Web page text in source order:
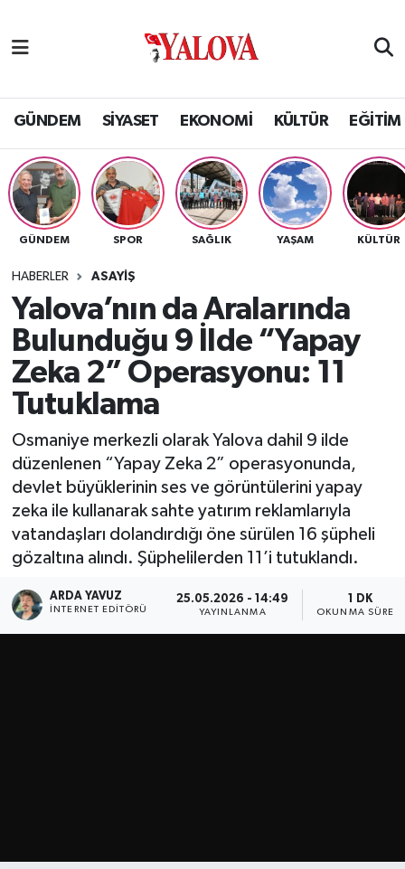
GÜNDEM SİYASET EKONOMİ KÜLTÜR EĞİTİM
GÜNDEM SPOR SAĞLIK YAŞAM KÜLTÜR
HABERLER ASAYİŞ
Yalova’nın da Aralarında
Bulunduğu 9 İlde “Yapay
Zeka 2” Operasyonu: 11
Tutuklama
Osmaniye merkezli olarak Yalova dahil 9 ilde
düzenlenen “Yapay Zeka 2” operasyonunda,
devlet büyüklerinin ses ve görüntülerini yapay
zeka ile kullanarak sahte yatırım reklamlarıyla
vatandaşları dolandırdığı öne sürülen 16 şüpheli
gözaltına alındı. Şüphelilerden 11’i tutuklandı.
ARDA YAVUZ
İNTERNET EDITÖRÜ
25.05.2026 - 14:49
YAYINLANMA
1 DK
OKUNMA SÜRESI
SİYASET
EKONOMİ
KÜLTÜR
BİLİM VE TEKNOLOJİ
ASAYİŞ
SAĞLIK
SPOR
ULUSAL
İLÇELERİMİZ
Yalova Nöbetçi Eczaneler
Yalova Hava Durumu
Yalova Namaz Vakitleri
Yalova Trafik Yoğunluk Haritası
Tüm Manşetler
Son Dakika Haberleri
Haber Arşivi